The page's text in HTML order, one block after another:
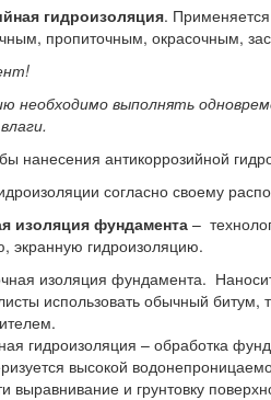
гидроизоляция.
пропиточным, окрасочным,
необходимо выполнять
нанесения антикоррозийной
согласно своему
изоляция фундамента –
экранную гидроизоляцию.
изоляция фундамента.
использовать обычный битум,
гидроизоляция – обработка
высокой
выравнивание и грунтовку